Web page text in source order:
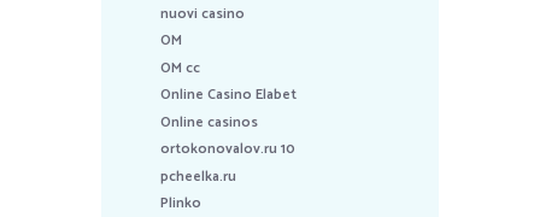
nuovi casino
OM
OM cc
Online Casino Elabet
Online casinos
ortokonovalov.ru 10
pcheelka.ru
Plinko